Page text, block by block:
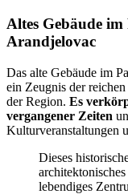
Altes Gebäude
Arandjelovac
Das alte Gebäude im
ein Zeugnis der
der Region. Es
vergangener Zeiten
Kulturveranstaltungen
Dieses
lebendiges